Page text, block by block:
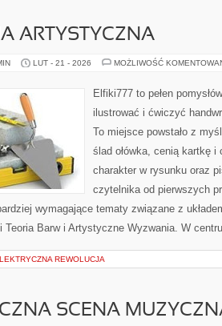
ARTYSTYCZNA
LUT - 21 - 2026 MOŻLIWOŚĆ
Elfiki777 to pełen
ilustrować i ćwiczyć
To miejsce powstało z
ślad ołówka, cenią kartkę i
charakter w rysunku oraz
czytelnika od pierwszych
wymagające tematy związane z
Teoria Barw i Artystyczne Wyzwania. W
REWOLUCJA
SCENA